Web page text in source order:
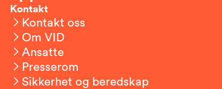
Kontakt
Kontakt oss
Om VID
Ansatte
Presserom
Sikkerhet og beredskap